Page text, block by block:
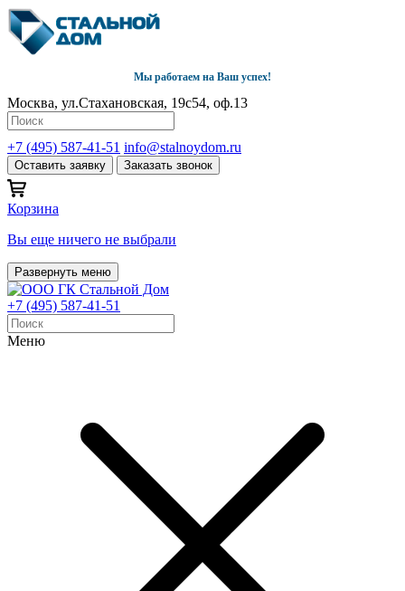
Мы работаем на Ваш успех!
Москва, ул.Стахановская, 19с54, оф.13
+7 (495) 587-41-51 info@stalnoydom.ru
Оставить заявку Заказать звонок
Корзина
Вы еще ничего не выбрали
Развернуть меню
+7 (495) 587-41-51
Меню